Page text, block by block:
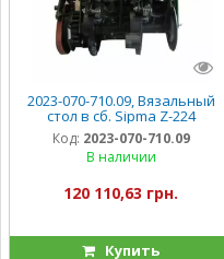
2023-070-710.09, Вязальный
стол в сб. Sipma Z-224
Код: 2023-070-710.09
В наличии
120 110,63 грн.
Купить